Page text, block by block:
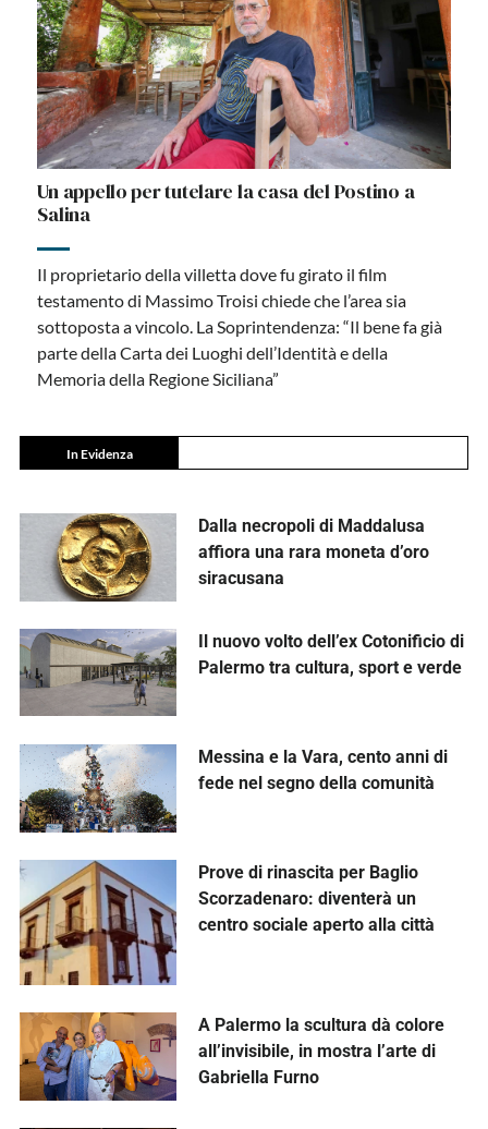
Un appello per tutelare la casa del Postino a
Salina
Il proprietario della villetta dove fu girato il film
testamento di Massimo Troisi chiede che l’area sia
sottoposta a vincolo. La Soprintendenza: “Il bene fa già
parte della Carta dei Luoghi dell’Identità e della
Memoria della Regione Siciliana”
In Evidenza
Dalla necropoli di Maddalusa
affiora una rara moneta d’oro
siracusana
Il nuovo volto dell’ex Cotonificio di
Palermo tra cultura, sport e verde
Messina e la Vara, cento anni di
fede nel segno della comunità
Prove di rinascita per Baglio
Scorzadenaro: diventerà un
centro sociale aperto alla città
A Palermo la scultura dà colore
all’invisibile, in mostra l’arte di
Gabriella Furno